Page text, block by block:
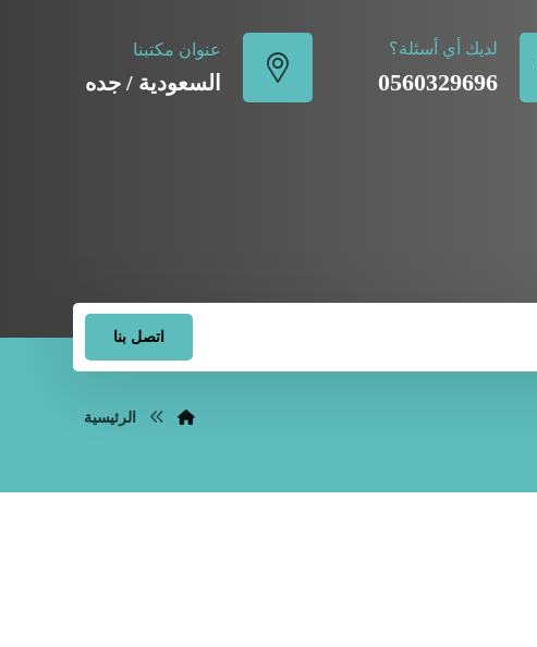
عنوان مكتبنا
السعودية / جده
لديك أي أسئلة؟
0560329696
اتصل بنا
الرئيسية